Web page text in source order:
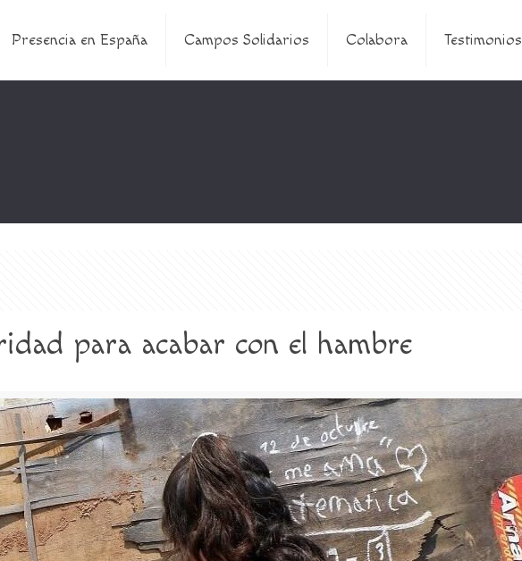
Presencia en España Campos Solidarios Colabora Testimonios
para acabar con el hambre